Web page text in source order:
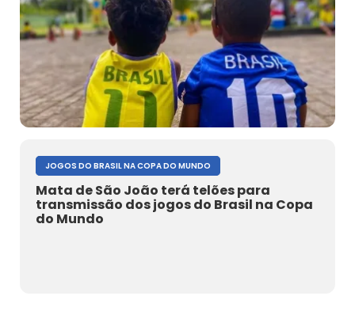
JOGOS DO BRASIL NA COPA DO MUNDO
Mata de São João terá telões para
transmissão dos jogos do Brasil na Copa
do Mundo